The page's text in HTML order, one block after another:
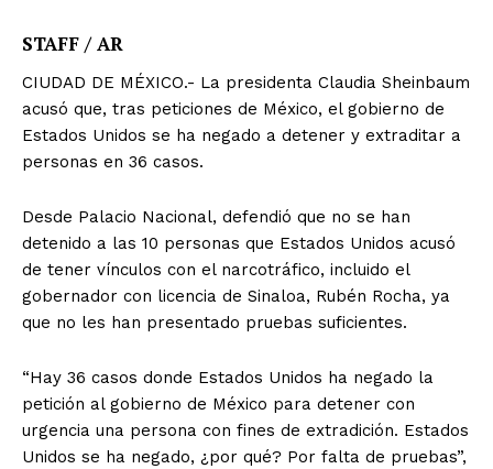
STAFF / AR
CIUDAD DE MÉXICO.- La presidenta Claudia Sheinbaum
acusó que, tras peticiones de México, el gobierno de
Estados Unidos se ha negado a detener y extraditar a
personas en 36 casos.
Desde Palacio Nacional, defendió que no se han
detenido a las 10 personas que Estados Unidos acusó
de tener vínculos con el narcotráfico, incluido el
gobernador con licencia de Sinaloa, Rubén Rocha, ya
que no les han presentado pruebas suficientes.
“Hay 36 casos donde Estados Unidos ha negado la
petición al gobierno de México para detener con
urgencia una persona con fines de extradición. Estados
Unidos se ha negado, ¿por qué? Por falta de pruebas”,